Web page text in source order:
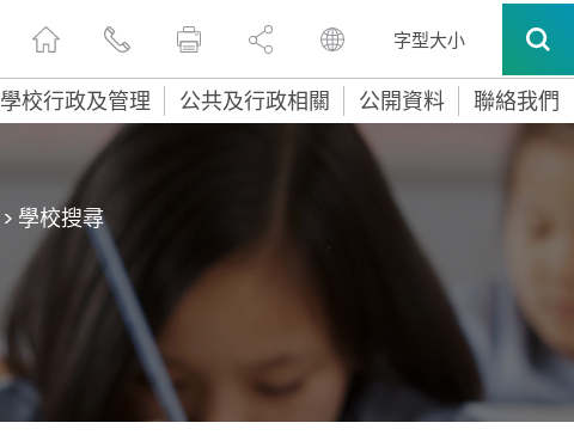
字型大小
學校行政及管理 公共及行政相關 公開資料 聯絡我們
> 學校搜尋